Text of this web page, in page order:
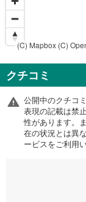
(C) Mapbox (C)
クチコミ
公開中のクチコ
表現の記載は禁
性があります。
在の状況とは異
ービスをご利用